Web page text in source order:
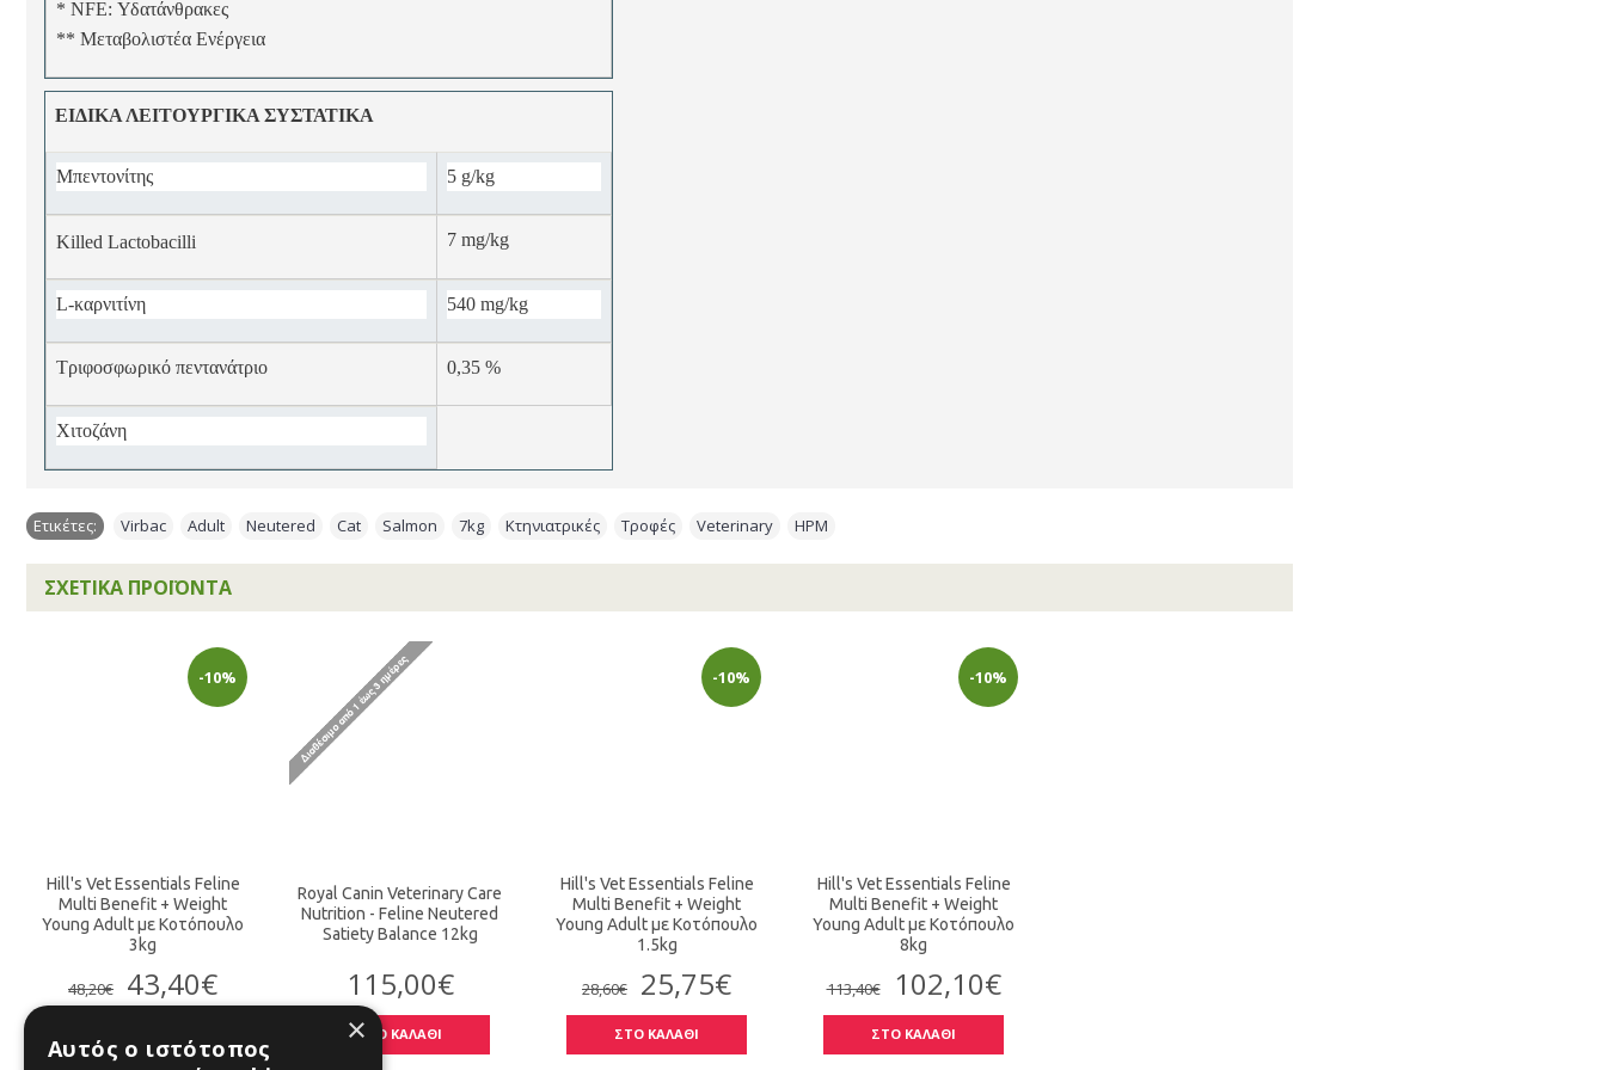
* NFE: Υδατάνθρακες
** Μεταβολιστέα Ενέργεια
ΕΙΔΙΚΑ ΛΕΙΤΟΥΡΓΙΚΑ ΣΥΣΤΑΤΙΚΑ
Μπεντονίτης 5 g/kg
Killed Lactobacilli 7 mg/kg
L-καρνιτίνη 540 mg/kg
Τριφοσφωρικό πεντανάτριο 0,35 %
Χιτοζάνη
Ετικέτες: Virbac Adult Neutered Cat Salmon 7kg Κτηνιατρικές Τροφές Veterinary HPM
ΣΧΕΤΙΚΆ ΠΡΟΪΌΝΤΑ
-10%
Hill's Vet Essentials Feline
Multi Benefit + Weight
Young Adult με Κοτόπουλο
3kg
48,20€ 43,40€
Royal Canin Veterinary Care
Nutrition - Feline Neutered
Satiety Balance 12kg
115,00€
ΣΤΟ ΚΑΛΑΘΙ
-10%
Hill's Vet Essentials Feline
Multi Benefit + Weight
Young Adult με Κοτόπουλο
1.5kg
28,60€ 25,75€
ΣΤΟ ΚΑΛΑΘΙ
-10%
Hill's Vet Essentials Feline
Multi Benefit + Weight
Young Adult με Κοτόπουλο
8kg
113,40€ 102,10€
ΣΤΟ ΚΑΛΑΘΙ
×
Αυτός ο ιστότοπος